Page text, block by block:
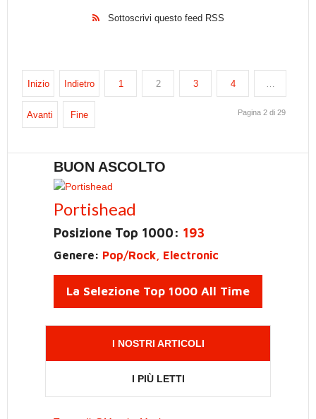
Sottoscrivi questo feed RSS
Inizio Indietro 1 2 3 4 …
Avanti Fine Pagina 2 di 29
BUON ASCOLTO
Portishead
Posizione Top 1000: 193
Genere: Pop/Rock, Electronic
La Selezione Top 1000 All Time
I NOSTRI ARTICOLI
I PIÙ LETTI